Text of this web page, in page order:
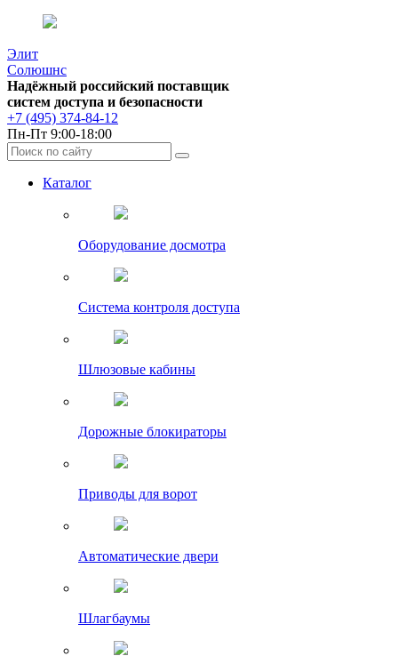
Элит
Солюшнс
Надёжный российский поставщик
систем доступа и безопасности
+7 (495) 374-84-12
Пн-Пт 9:00-18:00
Каталог
Оборудование досмотра
Система контроля доступа
Шлюзовые кабины
Дорожные блокираторы
Приводы для ворот
Автоматические двери
Шлагбаумы